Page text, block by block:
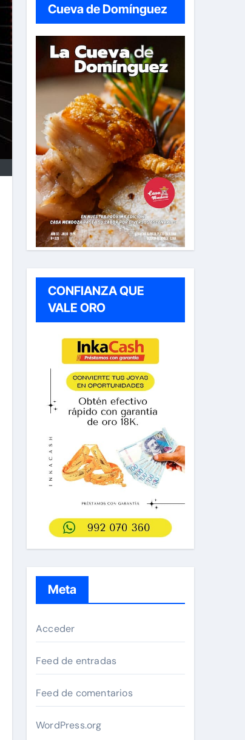
Cueva de Domínguez
CONFIANZA QUE
VALE ORO
Meta
Acceder
Feed de entradas
Feed de comentarios
WordPress.org